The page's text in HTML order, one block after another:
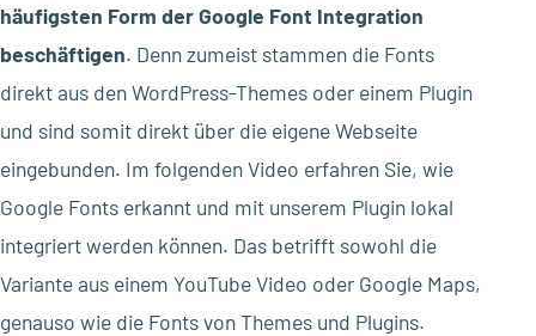
häufigsten Form der Google Font Integration
beschäftigen. Denn zumeist stammen die Fonts
direkt aus den WordPress-Themes oder einem Plugin
und sind somit direkt über die eigene Webseite
eingebunden. Im folgenden Video erfahren Sie, wie
Google Fonts erkannt und mit unserem Plugin lokal
integriert werden können. Das betrifft sowohl die
Variante aus einem YouTube Video oder Google Maps,
genauso wie die Fonts von Themes und Plugins.